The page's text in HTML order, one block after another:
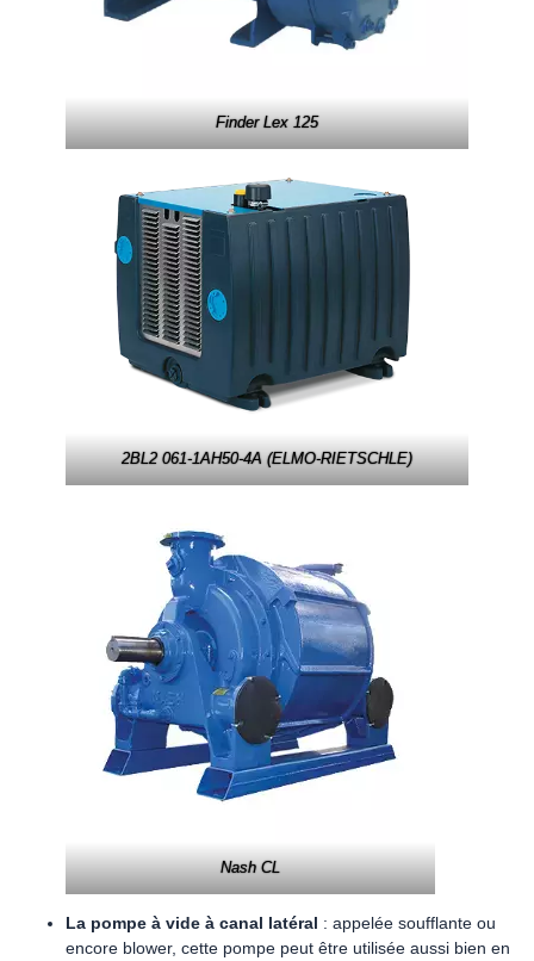
Finder Lex 125
2BL2 061-1AH50-4A (ELMO-RIETSCHLE)
Nash CL
La pompe à vide à canal latéral : appelée soufflante ou
encore blower, cette pompe peut être utilisée aussi bien en